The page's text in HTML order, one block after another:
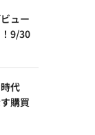
ュー
9/30
代
購買